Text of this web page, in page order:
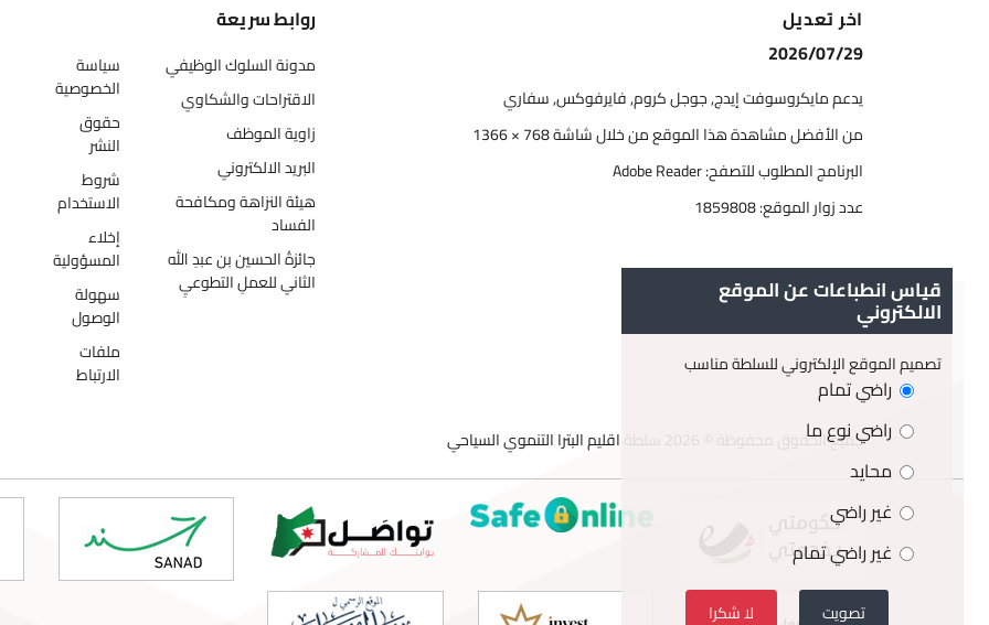
قياس انطباعات عن الموقع
الالكتروني
تصميم الموقع الإلكتروني للسلطة مناسب
راضي تمام
راضي نوع ما
محايد
غير راضي
غير راضي تمام
تصويت لا شكرا
اخر تعديل
2026/07/29
يدعم مايكروسوفت إيدج, جوجل كروم, فايرفوكس, سفاري
من الأفضل مشاهدة هذا الموقع من خلال شاشة 768 × 1366
البرنامج المطلوب للتصفح: Adobe Reader
عدد زوار الموقع:1859808
روابط سريعة
مدونة السلوك الوظيفي
الاقتراحات والشكاوي
زاوية الموظف
البريد الالكتروني
هيئة النزاهة ومكافحة
الفساد
جائزةُ الحسين بن عبدِ الله
الثاني للعملِ التطوعيِ
سياسة
الخصوصية
حقوق
النشر
شروط
الاستخدام
إخلاء
المسؤولية
سهولة
الوصول
ملفات
الارتباط
جميع الحقوق محفوظة © 2026 سلطة اقليم البترا التنموي السياحي